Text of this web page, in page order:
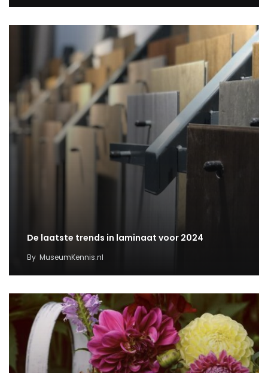
De laatste trends in laminaat voor 2024
By MuseumKennis.nl